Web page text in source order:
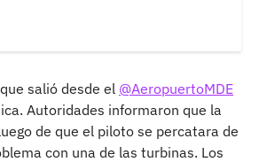
salió desde el @AeropuertoMDE
Autoridades informaron que la
de que el piloto se percatara de
con una de las turbinas. Los